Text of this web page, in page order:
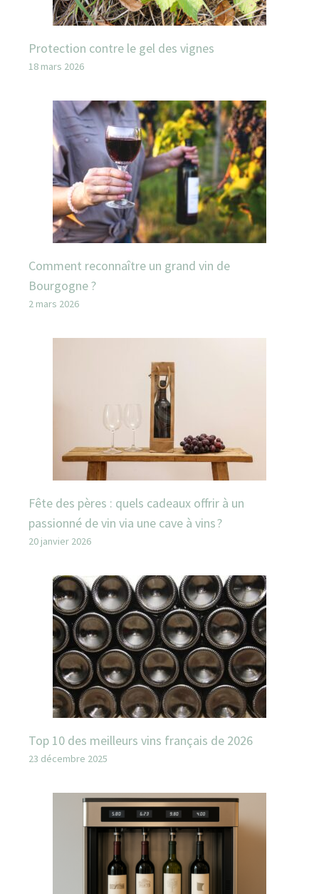
Protection contre le gel des vignes
18 mars 2026
Comment reconnaître un grand vin de
Bourgogne ?
2 mars 2026
Fête des pères : quels cadeaux offrir à un
passionné de vin via une cave à vins ?
20 janvier 2026
Top 10 des meilleurs vins français de 2026
23 décembre 2025